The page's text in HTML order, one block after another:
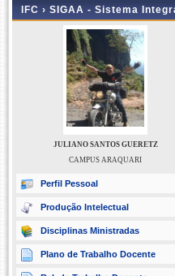
IFC › SIGAA - Sistema
JULIANO SANTOS GUERETZ
CAMPUS ARAQUARI
Perfil Pessoal
Produção Intelectual
Disciplinas Ministradas
Plano de Trabalho Docente